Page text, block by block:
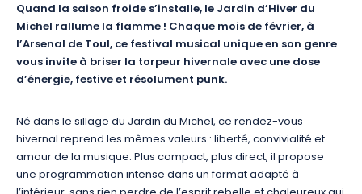
Quand la saison froide s’installe, le Jardin d’Hiver du
Michel rallume la flamme ! Chaque mois de février, à
l’Arsenal de Toul, ce festival musical unique en son genre
vous invite à briser la torpeur hivernale avec une dose
d’énergie, festive et résolument punk.
Né dans le sillage du Jardin du Michel, ce rendez-vous
hivernal reprend les mêmes valeurs : liberté, convivialité et
amour de la musique. Plus compact, plus direct, il propose
une programmation intense dans un format adapté à